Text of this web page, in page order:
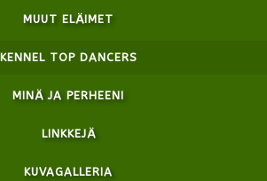
MUUT ELÄIMET
KENNEL TOP DANCERS
MINÄ JA PERHEENI
LINKKEJÄ
KUVAGALLERIA